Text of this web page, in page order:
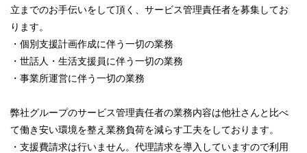
立までのお手伝いをして頂く、サービス管理責任者を募集してお
ります。
・個別支援計画作成に伴う一切の業務
・世話人・生活支援員に伴う一切の業務
・事業所運営に伴う一切の業務
弊社グループのサービス管理責任者の業務内容は他社さんと比べ
て働き安い環境を整え業務負荷を減らす工夫をしております。
・支援費請求は行いません。代理請求を導入していますので利用